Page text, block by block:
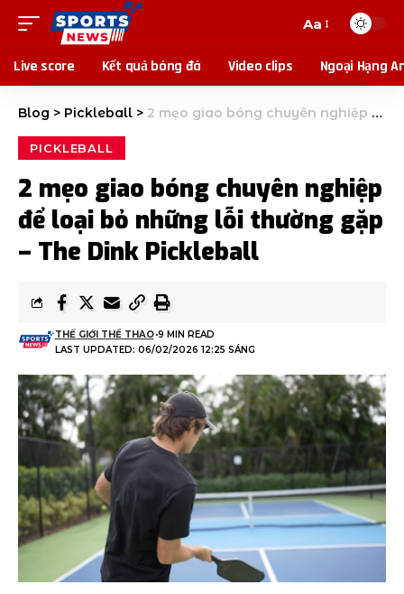
Aa
Live score Kết quả bóng đá Video clips Ngoại Hạng
Blog > Pickleball > 2 mẹo giao bóng chuyên nghiệp để loại bỏ những lỗi thường gặp – The Dink Pickleball
PICKLEBALL
2 mẹo giao bóng chuyên nghiệp
để loại bỏ những lỗi thường gặp
– The Dink Pickleball
LAST UPDATED: 06/02/2026 12:25 SÁNG
THẾ GIỚI THỂ THAO 9 MIN READ